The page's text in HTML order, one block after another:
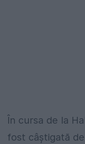
În cursa de la
fost câștigată